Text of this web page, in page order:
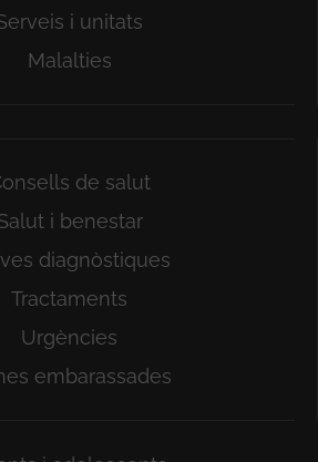
i unitats
Malalties
de salut
i benestar
diagnòstiques
Tractaments
Urgències
embarassades